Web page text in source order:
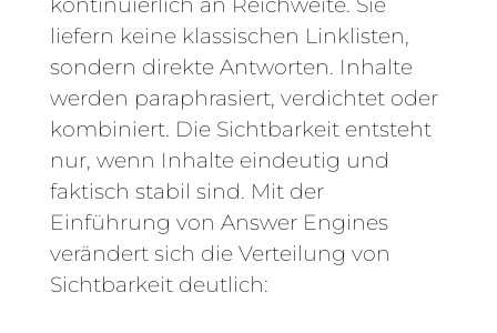
liefern keine klassischen Linklisten,
sondern direkte Antworten. Inhalte
werden paraphrasiert, verdichtet oder
kombiniert. Die Sichtbarkeit entsteht
nur, wenn Inhalte eindeutig und
faktisch stabil sind. Mit der
Einführung von Answer Engines
verändert sich die Verteilung von
Sichtbarkeit deutlich: